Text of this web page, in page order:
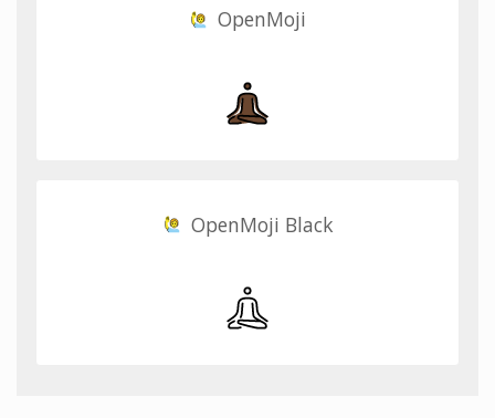
OpenMoji
OpenMoji Black